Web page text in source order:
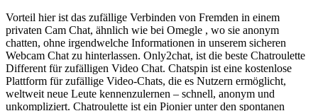
Vorteil hier ist das zufällige Verbinden von Fremden in einem
privaten Cam Chat, ähnlich wie bei Omegle , wo sie anonym
chatten, ohne irgendwelche Informationen in unserem sicheren
Webcam Chat zu hinterlassen. Only2chat, ist die beste Chatroulette
Different für zufälligen Video Chat. Chatspin ist eine kostenlose
Plattform für zufällige Video-Chats, die es Nutzern ermöglicht,
weltweit neue Leute kennenzulernen – schnell, anonym und
unkompliziert. Chatroulette ist ein Pionier unter den spontanen